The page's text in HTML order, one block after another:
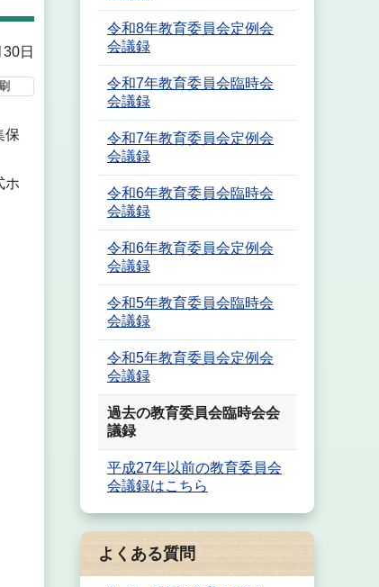
日
保
ホ
令和8年教育委員会定例会
会議録
令和7年教育委員会臨時会
会議録
令和7年教育委員会定例会
会議録
令和6年教育委員会臨時会
会議録
令和6年教育委員会定例会
会議録
令和5年教育委員会臨時会
会議録
令和5年教育委員会定例会
会議録
過去の教育委員会臨時会会
議録
平成27年以前の教育委員会
会議録はこちら
よくある質問